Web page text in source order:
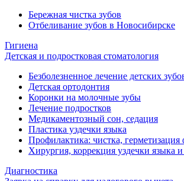
Бережная чистка зубов
Отбеливание зубов в Новосибирске
Гигиена
Детская и подростковая стоматология
Безболезненное лечение детских
Детская ортодонтия
Коронки на молочные зубы
Лечение подростков
Медикаментозный сон, седация
Пластика уздечки языка
Профилактика: чистка, герметизация
Хирургия, коррекция уздечки языка
Диагностика